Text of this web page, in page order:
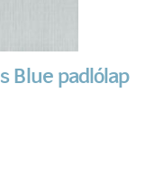
Blue padlólap